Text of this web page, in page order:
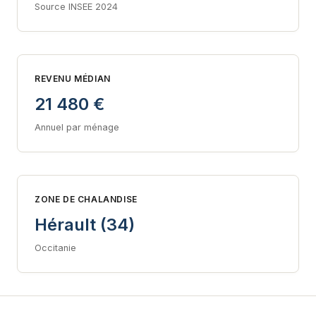
Source INSEE 2024
REVENU MÉDIAN
21 480 €
Annuel par ménage
ZONE DE CHALANDISE
Hérault (34)
Occitanie